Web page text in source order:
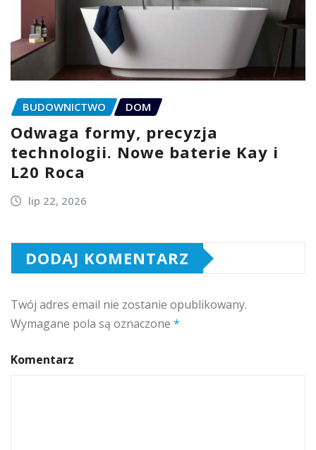
BUDOWNICTWO DOM
Odwaga formy, precyzja
technologii. Nowe baterie Kay i
L20 Roca
lip 22, 2026
DODAJ KOMENTARZ
Twój adres email nie zostanie opublikowany.
Wymagane pola są oznaczone *
Komentarz